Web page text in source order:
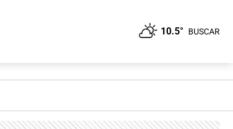
10.5° BUSCAR